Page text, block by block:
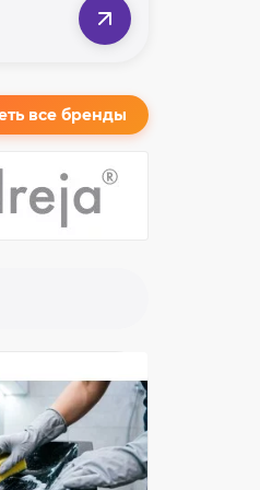
все бренды